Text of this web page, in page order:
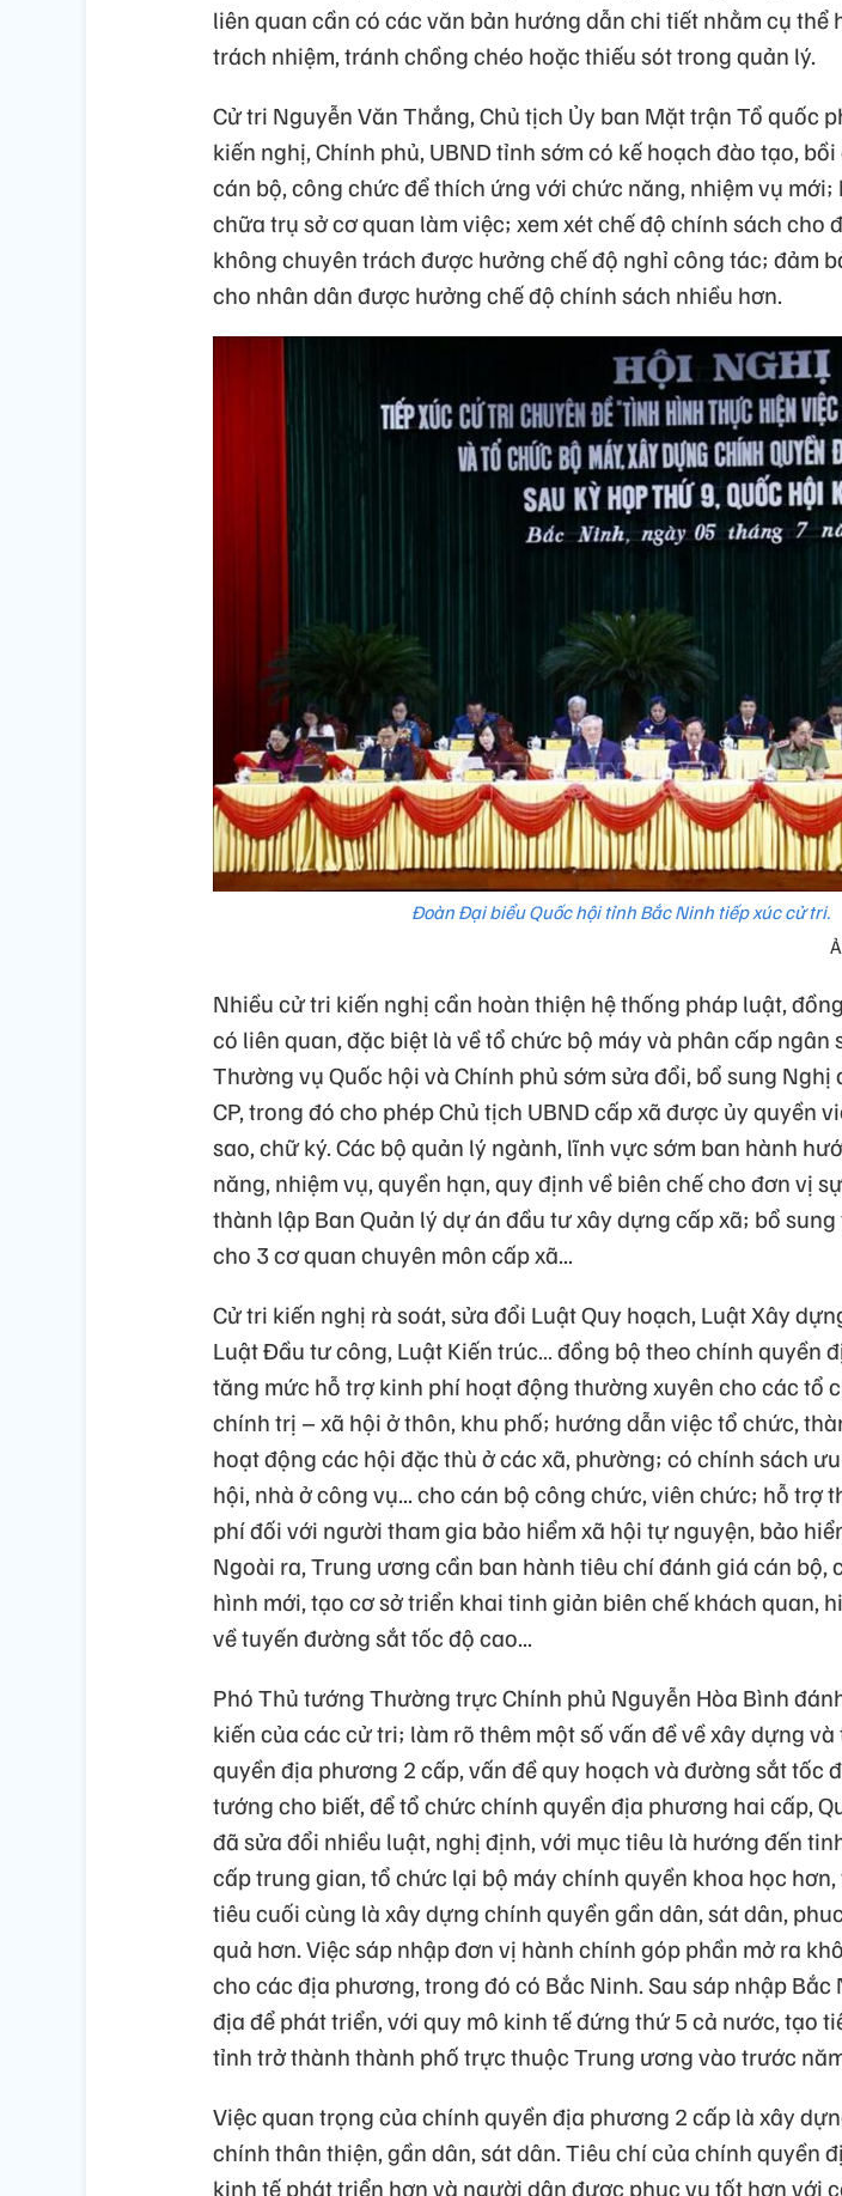
liên quan cần có các văn bản hướng dẫn chi tiết nhằm cụ thể
trách nhiệm, tránh chồng chéo hoặc thiếu sót trong quản lý.
Cử tri Nguyễn Văn Thắng, Chủ tịch Ủy ban Mặt trận Tổ quốc
kiến nghị, Chính phủ, UBND tỉnh sớm có kế hoạch đào tạo,
cán bộ, công chức để thích ứng với chức năng, nhiệm vụ mới;
chữa trụ sở cơ quan làm việc; xem xét chế độ chính sách cho
không chuyên trách được hưởng chế độ nghỉ công tác; đảm
cho nhân dân được hưởng chế độ chính sách nhiều hơn.
Đoàn Đại biểu Quốc hội tỉnh Bắc Ninh tiếp xúc cử tri.
Nhiều cử tri kiến nghị cần hoàn thiện hệ thống pháp luật,
có liên quan, đặc biệt là về tổ chức bộ máy và phân cấp ngân
Thường vụ Quốc hội và Chính phủ sớm sửa đổi, bổ sung
CP, trong đó cho phép Chủ tịch UBND cấp xã được ủy quyền
sao, chữ ký. Các bộ quản lý ngành, lĩnh vực sớm ban hành
năng, nhiệm vụ, quyền hạn, quy định về biên chế cho đơn vị
thành lập Ban Quản lý dự án đầu tư xây dựng cấp xã; bổ
cho 3 cơ quan chuyên môn cấp xã...
Cử tri kiến nghị rà soát, sửa đổi Luật Quy hoạch, Luật Xây
Luật Đầu tư công, Luật Kiến trúc… đồng bộ theo chính quyền
tăng mức hỗ trợ kinh phí hoạt động thường xuyên cho các tổ
chính trị – xã hội ở thôn, khu phố; hướng dẫn việc tổ chức,
hoạt động các hội đặc thù ở các xã, phường; có chính sách
hội, nhà ở công vụ... cho cán bộ công chức, viên chức; hỗ trợ
phí đối với người tham gia bảo hiểm xã hội tự nguyện, bảo
Ngoài ra, Trung ương cần ban hành tiêu chí đánh giá cán bộ,
hình mới, tạo cơ sở triển khai tinh giản biên chế khách quan,
về tuyến đường sắt tốc độ cao...
Phó Thủ tướng Thường trực Chính phủ Nguyễn Hòa Bình
kiến của các cử tri; làm rõ thêm một số vấn đề về xây dựng
quyền địa phương 2 cấp, vấn đề quy hoạch và đường sắt tốc
tướng cho biết, để tổ chức chính quyền địa phương hai cấp,
đã sửa đổi nhiều luật, nghị định, với mục tiêu là hướng đến
cấp trung gian, tổ chức lại bộ máy chính quyền khoa học
tiêu cuối cùng là xây dựng chính quyền gần dân, sát dân,
quả hơn. Việc sáp nhập đơn vị hành chính góp phần mở ra
cho các địa phương, trong đó có Bắc Ninh. Sau sáp nhập
địa để phát triển, với quy mô kinh tế đứng thứ 5 cả nước, tạo
tỉnh trở thành thành phố trực thuộc Trung ương vào trước
Việc quan trọng của chính quyền địa phương 2 cấp là xây
chính thân thiện, gần dân, sát dân. Tiêu chí của chính quyền
kinh tế phát triển hơn và người dân được phục vụ tốt hơn với